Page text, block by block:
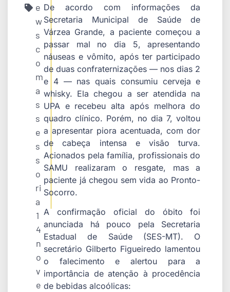
e
w
s
c
o
m
a
s
s
e
s
s
o
ri
a
1
4
n
o
v
e
De acordo com informações da
Secretaria Municipal de Saúde de
Várzea Grande, a paciente começou a
passar mal no dia 5, apresentando
náuseas e vômito, após ter participado
de duas confraternizações — nos dias 2
e 4 — nas quais consumiu cerveja e
whisky. Ela chegou a ser atendida na
UPA e recebeu alta após melhora do
quadro clínico. Porém, no dia 7, voltou
a apresentar piora acentuada, com dor
de cabeça intensa e visão turva.
Acionados pela família, profissionais do
SAMU realizaram o resgate, mas a
paciente já chegou sem vida ao Pronto-
Socorro.
A confirmação oficial do óbito foi
anunciada há pouco pela Secretaria
Estadual de Saúde (SES-MT). O
secretário Gilberto Figueiredo lamentou
o falecimento e alertou para a
importância de atenção à procedência
de bebidas alcoólicas: